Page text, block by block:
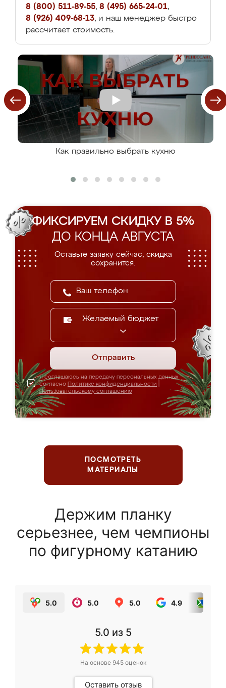
8 (800) 511-89-55, 8 (495) 665-24-01,
8 (926) 409-68-13, и наш менеджер быстро
рассчитает стоимость.
Как правильно выбрать кухню
ФИКСИРУЕМ СКИДКУ В 5%
ДО КОНЦА АВГУСТА
Оставьте заявку сейчас, скидка
сохранится.
Желаемый бюджет
Отправить
Я соглашаюсь на передачу персональных данных
согласно Политике конфиденциальности
Пользовательскому соглашению
ПОСМОТРЕТЬ
МАТЕРИАЛЫ
Держим планку
серьезнее, чем чемпионы
по фигурному катанию
5.0 5.0 5.0 4.9
5.0 из 5
На основе 945оценок
Оставить отзыв